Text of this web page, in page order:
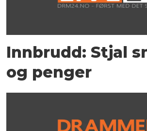
Innbrudd: Stjal
og penger